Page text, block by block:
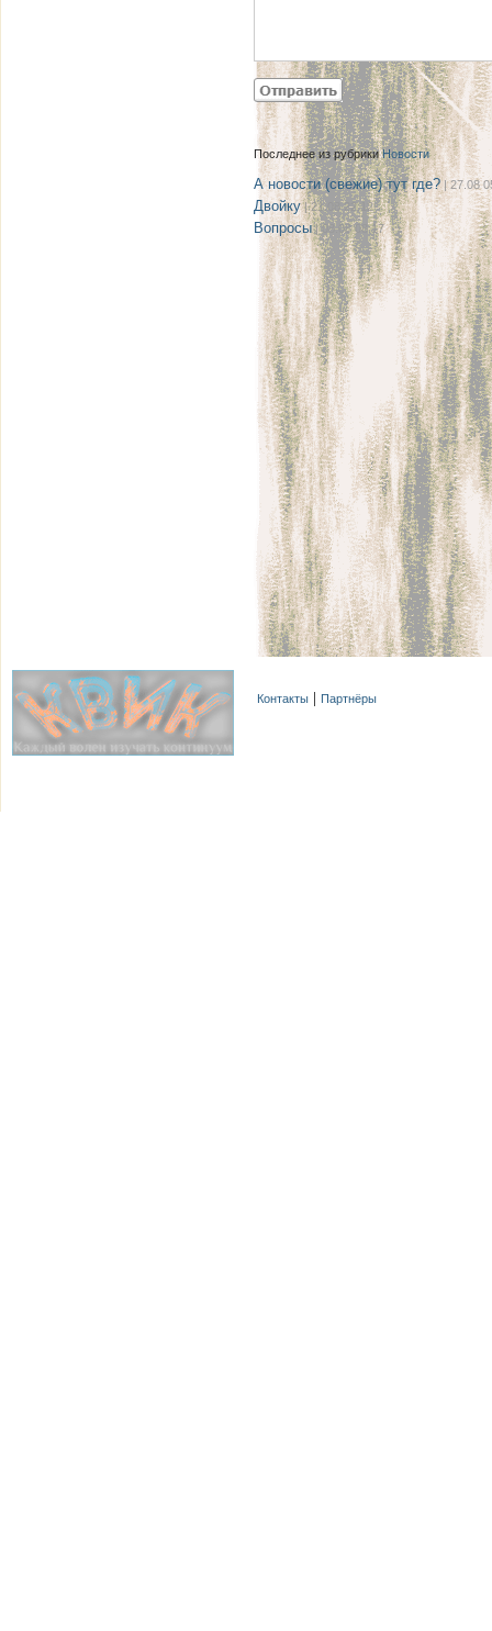
Последнее из рубрикиНовости
А новости (свежие) тут где? | 27.08
Двойку| 21.08 22:12
Вопросы| 08.08 08:17
Контакты Партнёры